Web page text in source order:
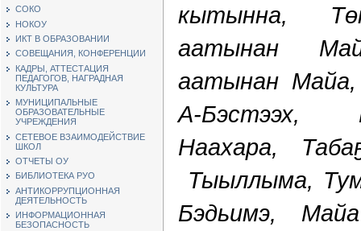
СОКО
НОКОУ
ИКТ В ОБРАЗОВАНИИ
СОВЕЩАНИЯ, КОНФЕРЕНЦИИ
КАДРЫ, АТТЕСТАЦИЯ
ПЕДАГОГОВ, НАГРАДНАЯ
КУЛЬТУРА
МУНИЦИПАЛЬНЫЕ
ОБРАЗОВАТЕЛЬНЫЕ
УЧРЕЖДЕНИЯ
СЕТЕВОЕ ВЗАИМОДЕЙСТВИЕ
ШКОЛ
ОТЧЕТЫ ОУ
БИБЛИОТЕКА РУО
АНТИКОРРУПЦИОННАЯ
ДЕЯТЕЛЬНОСТЬ
ИНФОРМАЦИОННАЯ
БЕЗОПАСНОСТЬ
кытынна,
аатынан
аатынан
А-Бэстээх,
Наахара,
Тыыллыма,
Бэдьимэ,